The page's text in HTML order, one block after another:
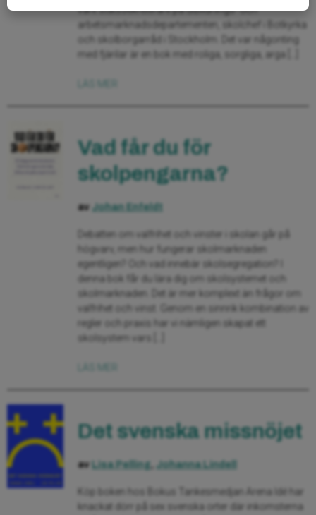
varit statssekreterare på utbildnings- och
arbetsmarknadsdepartementen, skolchef i Botkyrka
och skolborgarråd i Stockholm. Det var någonting
med fjärilar är en bok med roliga, sorgliga, arga […]
Vad får du för
skolpengarna?
av Johan Enfeldt
Debatten om valfrihet och vinster i skolan går på
högvarv, men hur fungerar skolmarknaden
egentligen? Och vad innebär skolsegregation? I
denna bok får du lära dig om skolsystemet och
skolmarknaden. Det är mer komplext än frågor om
valfrihet och vinst. Genom en sinnrik kombination av
regler och praxis har vi nämligen skapat ett
skolsystem vars […]
Det svenska missnöjet
av Lisa Pelling Johanna Lindell
Köp boken hos Bokus Tankesmedjan Arena Idé har
knackat dörr på sex svenska orter där inkomsterna